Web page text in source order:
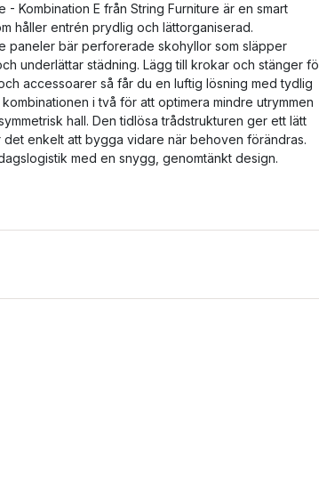
- Kombination E från String Furniture är en smart
håller entrén prydlig och lättorganiserad.
paneler bär perforerade skohyllor som släpper
underlättar städning. Lägg till krokar och stänger
accessoarer så får du en luftig lösning med tydlig
i två för att optimera mindre utrymmen
hall. Den tidlösa trådstrukturen ger ett lätt
enkelt att bygga vidare när behoven förändras.
med en snygg, genomtänkt design.